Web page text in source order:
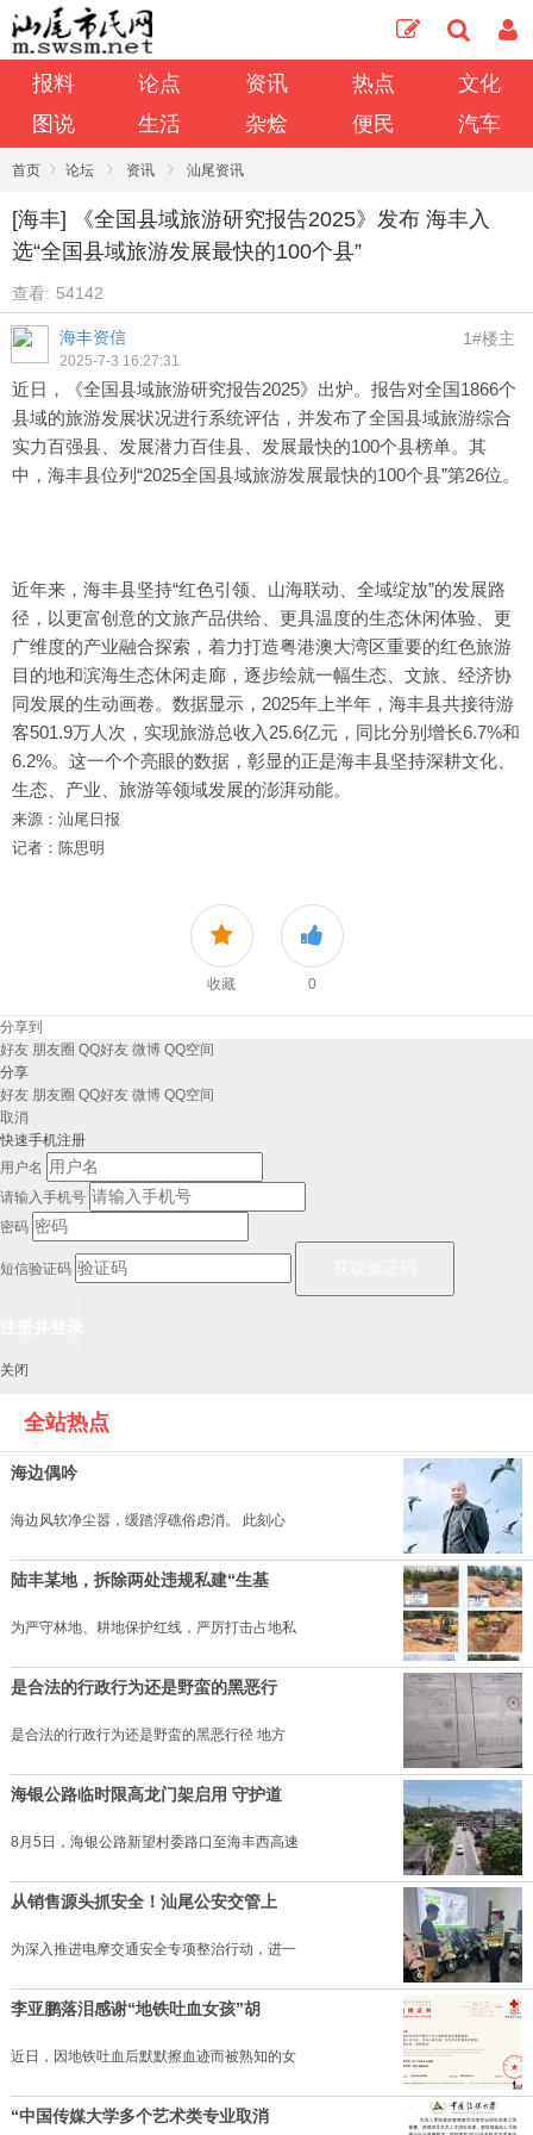
报料 论点 资讯 热点
文化
图说
生活 杂烩 便民 汽车
首页 › 论坛 › 资讯 › 汕尾资讯
[海丰] 《全国县域旅游研究报告2025》发布 海丰入
选“全国县域旅游发展最快的100个县”
查看: 54142
海丰资信
2025-7-3 16:27:31
1#楼主
近日，《全国县域旅游研究报告2025》出炉。报告对全国1866个
县域的旅游发展状况进行系统评估，并发布了全国县域旅游综合
实力百强县、发展潜力百佳县、发展最快的100个县榜单。其
中，海丰县位列“2025全国县域旅游发展最快的100个县”第26位。
近年来，海丰县坚持“红色引领、山海联动、全域绽放”的发展路
径，以更富创意的文旅产品供给、更具温度的生态休闲体验、更
广维度的产业融合探索，着力打造粤港澳大湾区重要的红色旅游
目的地和滨海生态休闲走廊，逐步绘就一幅生态、文旅、经济协
同发展的生动画卷。数据显示，2025年上半年，海丰县共接待游
客501.9万人次，实现旅游总收入25.6亿元，同比分别增长6.7%和
6.2%。这一个个亮眼的数据，彰显的正是海丰县坚持深耕文化、
生态、产业、旅游等领域发展的澎湃动能。
来源：汕尾日报
记者：陈思明
收藏 0
分享到
好友 朋友圈 QQ好友 微博 QQ空间
分享
好友 朋友圈 QQ好友 微博 QQ空间
取消
快速手机注册
用户名
请输入手机号
密码
短信验证码
关闭
全站热点
海边偶吟
海边风软净尘嚣，缓踏浮礁俗虑消。 此刻心
陆丰某地，拆除两处违规私建“生基
为严守林地、耕地保护红线，严厉打击占地私
是合法的行政行为还是野蛮的黑恶行
是合法的行政行为还是野蛮的黑恶行径 地方
海银公路临时限高龙门架启用 守护道
8月5日，海银公路新望村委路口至海丰西高速
从销售源头抓安全！汕尾公安交管上
为深入推进电摩交通安全专项整治行动，进一
李亚鹏落泪感谢“地铁吐血女孩”胡
近日，因地铁吐血后默默擦血迹而被熟知的女
“中国传媒大学多个艺术类专业取消